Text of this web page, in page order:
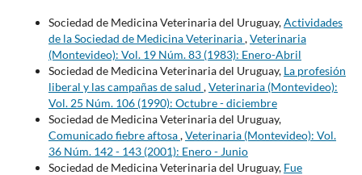
Sociedad de Medicina Veterinaria del Uruguay,Actividades
de la Sociedad de Medicina Veterinaria,Veterinaria
(Montevideo): Vol. 19 Núm. 83 (1983): Enero-Abril
Sociedad de Medicina Veterinaria del Uruguay, La profesión
liberal y las campañas de salud ,Veterinaria (Montevideo):
Vol. 25 Núm. 106 (1990): Octubre - diciembre
Sociedad de Medicina Veterinaria del Uruguay,
Comunicado fiebre aftosa,Veterinaria (Montevideo): Vol.
36 Núm. 142 - 143 (2001): Enero - Junio
Sociedad de Medicina Veterinaria del Uruguay, Fue